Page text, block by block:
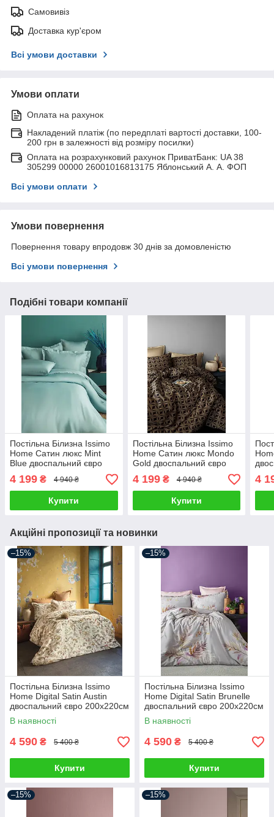
Самовивіз
Доставка кур'єром
Всі умови доставки
Умови оплати
Оплата на рахунок
Накладений платіж (по передплаті вартості доставки, 100-
200 грн в залежності від розміру посилки)
Оплата на розрахунковий рахунок ПриватБанк: UA 38
305299 00000 26001016813175 Яблонський А. А. ФОП
Всі умови оплати
Умови повернення
Повернення товару впродовж 30 днів за домовленістю
Всі умови повернення
Подібні товари компанії
Постільна Білизна Issimo
Home Сатин люкс Mint
Blue двоспальний євро
200х220см
4 199 ₴ 4 940 ₴
Купити
Постільна Білизна Issimo
Home Сатин люкс Mondo
Gold двоспальний євро
200х220см
4 199₴ 4 940 ₴
Купити
4
Акційні пропозиції та новинки
–15%
Постільна Білизна Issimo
Home Digital Satin Austin
двоспальний євро 200х220см
В наявності
4 590 ₴ 5 400 ₴
Купити
–15%
Постільна Білизна Issimo
Home Digital Satin Brunelle
двоспальний євро 200х220см
В наявності
4 590 ₴ 5 400 ₴
Купити
–15% –15%